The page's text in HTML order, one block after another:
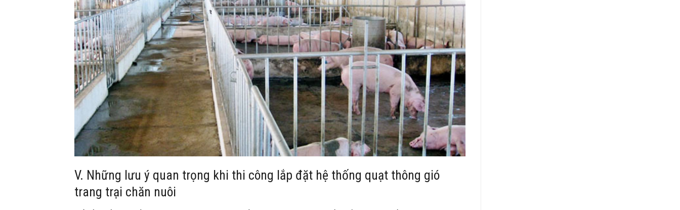
V. Những lưu ý quan trọng khi thi công lắp đặt hệ thống quạt thông gió
trang trại chăn nuôi